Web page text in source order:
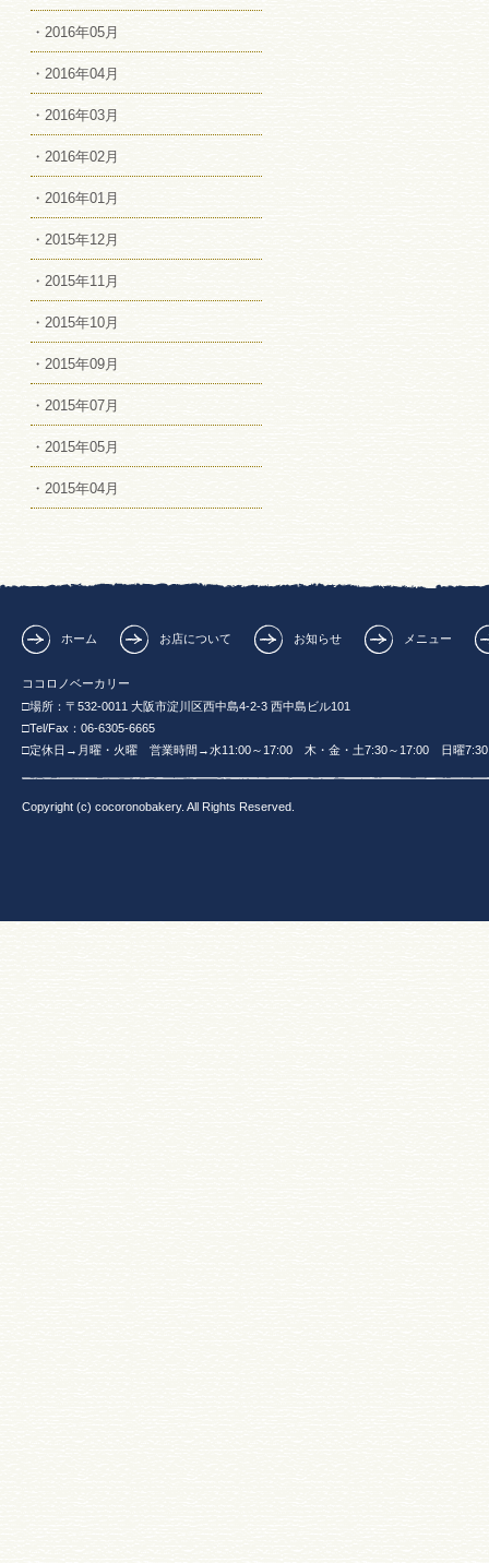
・2016年05月
・2016年04月
・2016年03月
・2016年02月
・2016年01月
・2015年12月
・2015年11月
・2015年10月
・2015年09月
・2015年07月
・2015年05月
・2015年04月
ホーム お店について お知らせ メニュー
ココロノベーカリー
□場所：〒532-0011 大阪市淀川区西中島4-2-3 西中島ビル101
□Tel/Fax：06-6305-6665
□定休日→月曜・火曜 営業時間→水11:00～17:00 木・金・土7:30～17:00 日曜7:30
Copyright (c) cocoronobakery. All Rights Reserved.